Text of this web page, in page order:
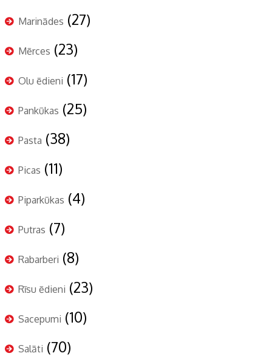
Marinādes (27)
Mērces (23)
Olu ēdieni (17)
Pankūkas (25)
Pasta (38)
Picas (11)
Piparkūkas (4)
Putras (7)
Rabarberi (8)
Rīsu ēdieni (23)
Sacepumi (10)
Salāti (70)